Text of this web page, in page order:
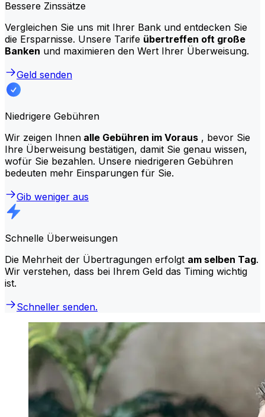
Bessere Zinssätze
Vergleichen Sie uns mit Ihrer Bank und entdecken Sie
die Ersparnisse. Unsere Tarife übertreffen oft große
Banken und maximieren den Wert Ihrer Überweisung.
Geld senden
Niedrigere Gebühren
Wir zeigen Ihnen alle Gebühren im Voraus , bevor Sie
Ihre Überweisung bestätigen, damit Sie genau wissen,
wofür Sie bezahlen. Unsere niedrigeren Gebühren
bedeuten mehr Einsparungen für Sie.
Gib weniger aus
Schnelle Überweisungen
Die Mehrheit der Übertragungen erfolgt am selben Tag.
Wir verstehen, dass bei Ihrem Geld das Timing wichtig
ist.
Schneller senden.